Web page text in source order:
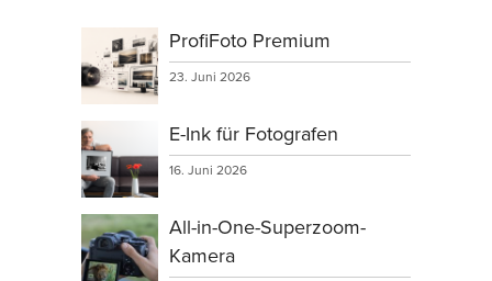
ProfiFoto Premium
23. Juni 2026
E-Ink für Fotografen
16. Juni 2026
All-in-One-Superzoom-
Kamera